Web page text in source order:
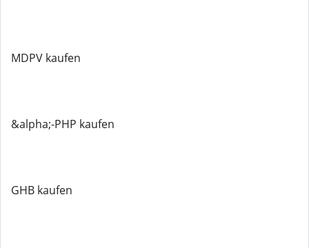
MDPV kaufen
&alpha;-PHP kaufen
GHB kaufen